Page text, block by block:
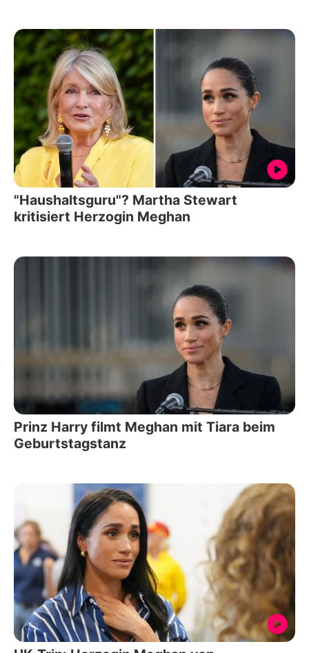
"Haushaltsguru"? Martha Stewart
kritisiert Herzogin Meghan
Prinz Harry filmt Meghan mit Tiara beim
Geburtstagstanz